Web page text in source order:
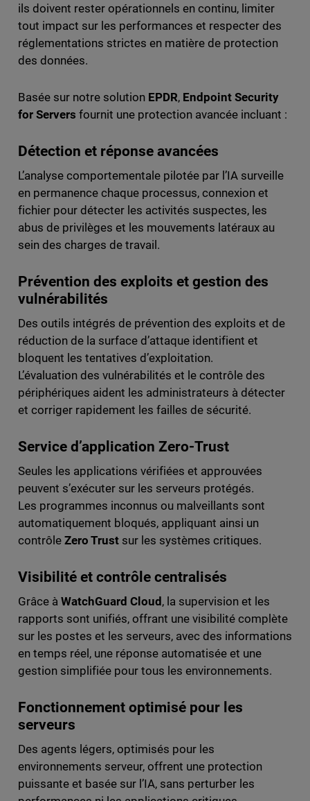
ils doivent rester opérationnels en continu, limiter
tout impact sur les performances et respecter des
réglementations strictes en matière de protection
des données.
Basée sur notre solution EPDR, Endpoint Security
for Servers fournit une protection avancée incluant :
Détection et réponse avancées
L’analyse comportementale pilotée par l’IA surveille
en permanence chaque processus, connexion et
fichier pour détecter les activités suspectes, les
abus de privilèges et les mouvements latéraux au
sein des charges de travail.
Prévention des exploits et gestion des
vulnérabilités
Des outils intégrés de prévention des exploits et de
réduction de la surface d’attaque identifient et
bloquent les tentatives d’exploitation.
L’évaluation des vulnérabilités et le contrôle des
périphériques aident les administrateurs à détecter
et corriger rapidement les failles de sécurité.
Service d’application Zero-Trust
Seules les applications vérifiées et approuvées
peuvent s’exécuter sur les serveurs protégés.
Les programmes inconnus ou malveillants sont
automatiquement bloqués, appliquant ainsi un
contrôle Zero Trustsur les systèmes critiques.
Visibilité et contrôle centralisés
Grâce à WatchGuard Cloud, la supervision et les
rapports sont unifiés, offrant une visibilité complète
sur les postes et les serveurs, avec des informations
en temps réel, une réponse automatisée et une
gestion simplifiée pour tous les environnements.
Fonctionnement optimisé pour les
serveurs
Des agents légers, optimisés pour les
environnements serveur, offrent une protection
puissante et basée sur l’IA, sans perturber les